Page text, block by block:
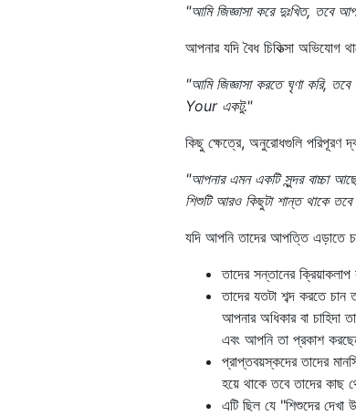
"আমি জিজ্ঞাসা করে দুঃখিত, তবে
আপনার যদি বৈধ চিকিত্সা অভিযোগ
"আমি জিজ্ঞাসা করতে ঘৃণা করি,
Your একটু."
কিছু ক্ষেত্রে, অনুরোধগুলি পরিপূরণ
"আপনার এমন একটি সুন্দর বাচ্চা
শিশুটি আরও কিছুটা শান্ত থাকে
যদি আপনি তাদের আপত্তি এড়াতে
তাদের সন্তানের
তাদের যতটা শব্দ করতে
আপনার অধিকার বা চাহিদা
এবং আপনি তা প্রকাশ
প্রাপ্তবয়স্কদের তাদের
হয়ে থাকে তবে তাদের কাছ
এটি ছিল যে "শিশুদের